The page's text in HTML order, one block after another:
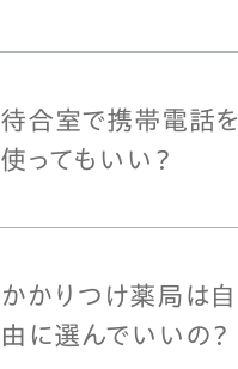
待合室で携帯電話を
使ってもいい？
かかりつけ薬局は自
由に選んでいいの？